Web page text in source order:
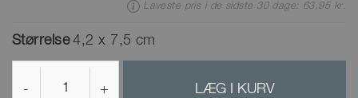
Laveste pris i de sidste 30 dage: 63,95 kr.
Størrelse 4,2 x 7,5 cm
- + LÆG I KURV